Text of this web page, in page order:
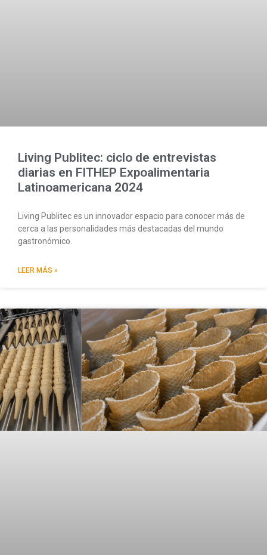
Living Publitec: ciclo de entrevistas
diarias en FITHEP Expoalimentaria
Latinoamericana 2024
Living Publitec es un innovador espacio para conocer más de
cerca a las personalidades más destacadas del mundo
gastronómico.
LEER MÁS »